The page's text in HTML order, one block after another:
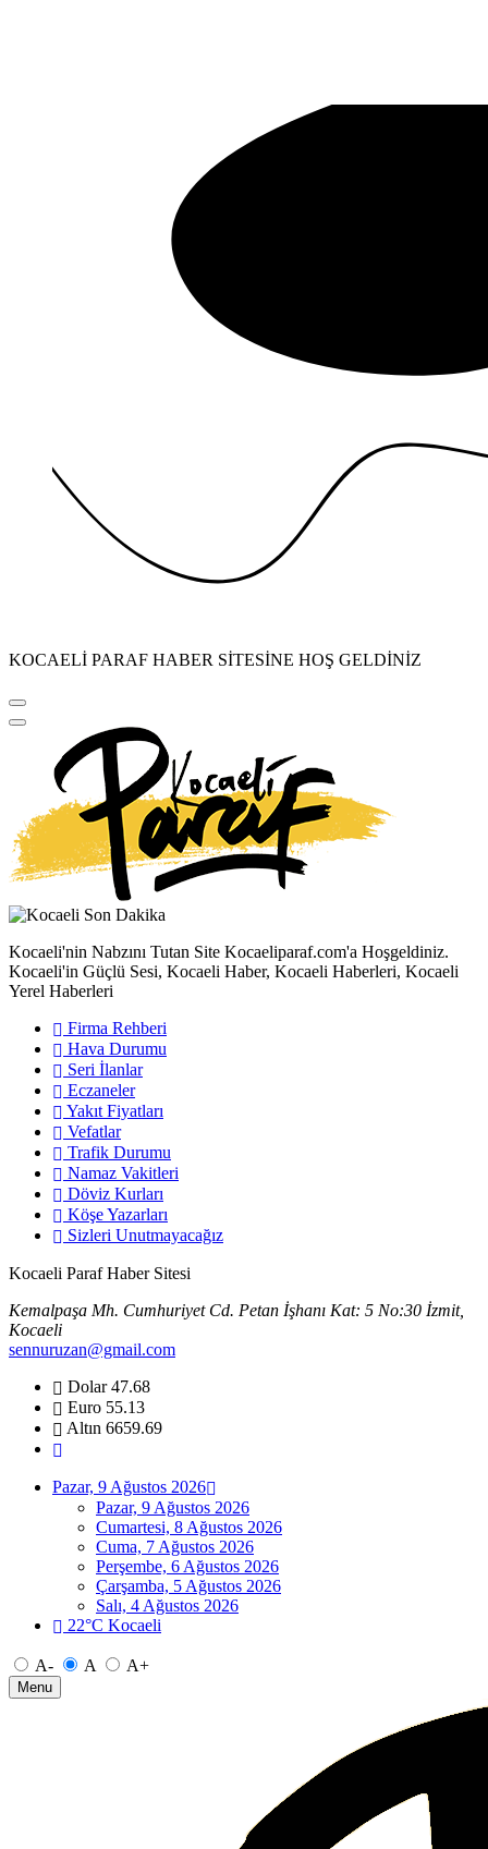
KOCAELİ PARAF HABER SİTESİNE HOŞ GELDİNİZ
Kocaeli'nin Nabzını Tutan Site Kocaeliparaf.com'a Hoşgeldiniz.
Kocaeli'in Güçlü Sesi, Kocaeli Haber, Kocaeli Haberleri, Kocaeli
Yerel Haberleri
Firma Rehberi
Hava Durumu
Seri İlanlar
Eczaneler
Yakıt Fiyatları
Vefatlar
Trafik Durumu
Namaz Vakitleri
Döviz Kurları
Köşe Yazarları
Sizleri Unutmayacağız
Kocaeli Paraf Haber Sitesi
Kemalpaşa Mh. Cumhuriyet Cd. Petan İşhanı Kat: 5 No:30 İzmit,
Kocaeli
sennuruzan@gmail.com
Dolar47.68
Euro 55.13
Altın 6659.69
Pazar, 9 Ağustos 2026
Pazar, 9 Ağustos 2026
Cumartesi, 8 Ağustos 2026
Cuma, 7 Ağustos 2026
Perşembe, 6 Ağustos 2026
Çarşamba, 5 Ağustos 2026
Salı, 4 Ağustos 2026
22°C Kocaeli
A- A A+
Menu